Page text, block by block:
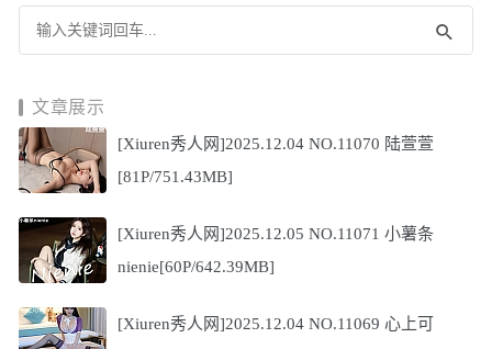
文章展示
[Xiuren秀人网]2025.12.04 NO.11070 陆萱萱
[81P/751.43MB]
[Xiuren秀人网]2025.12.05 NO.11071 小薯条
nienie[60P/642.39MB]
[Xiuren秀人网]2025.12.04 NO.11069 心上可